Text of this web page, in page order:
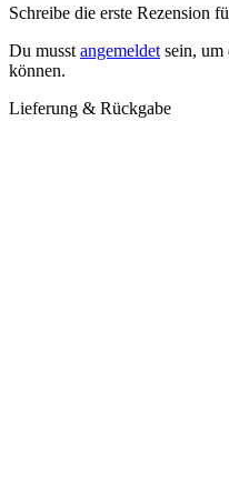
Schreibe die erste Rezension
Du musst angemeldet sein, um
können.
Lieferung & Rückgabe